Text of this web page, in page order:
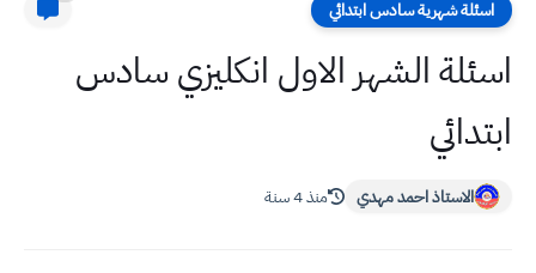
اسئلة شهرية سادس ابتدائي
اسئلة الشهر الاول انكليزي سادس
ابتدائي
الاستاذ احمد مهدي منذ 4 سنة